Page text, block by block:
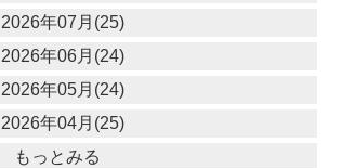
2026年07月(25)
2026年06月(24)
2026年05月(24)
2026年04月(25)
もっとみる